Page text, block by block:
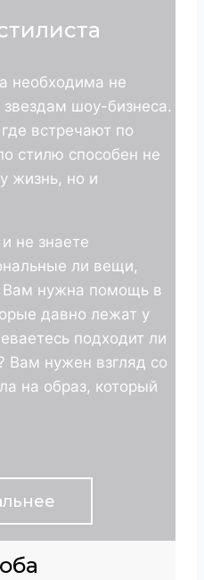
необходима не
шоу-бизнеса.
встречают по
стилю способен не
жизнь, но и
не знаете
ли вещи,
Вам нужна помощь в
давно лежат у
подходит ли
Вам нужен взгляд со
на образ, который